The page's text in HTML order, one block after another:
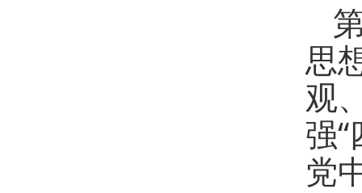
思
观
强
党